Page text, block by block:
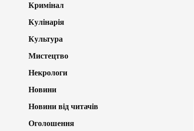
Кримінал
Кулінарія
Культура
Мистецтво
Некрологи
Новини
Новини від читачів
Оголошення